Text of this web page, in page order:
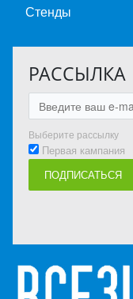
Стенды
РАССЫЛКА
Выберите рассылку
Первая кампания
ПОДПИСАТЬСЯ